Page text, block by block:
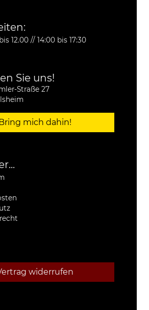
12.00 // 14:00 bis 17:30
Sie uns!
Straße 27
Bring mich dahin!
widerrufen